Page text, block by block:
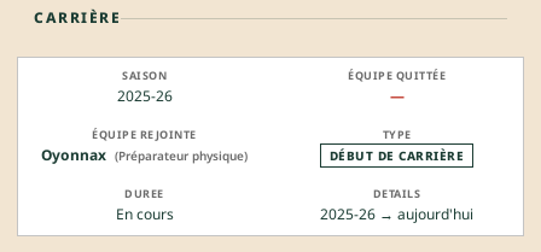
CARRIÈRE
2025-26 —
Oyonnax (Préparateur physique) DÉBUT DE CARRIÈRE
En cours 2025-26 → aujourd'hui